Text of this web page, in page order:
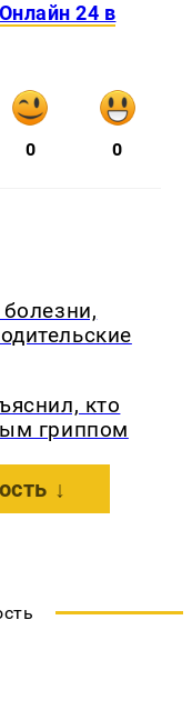
24 в
0 0
кто
гриппом
↓